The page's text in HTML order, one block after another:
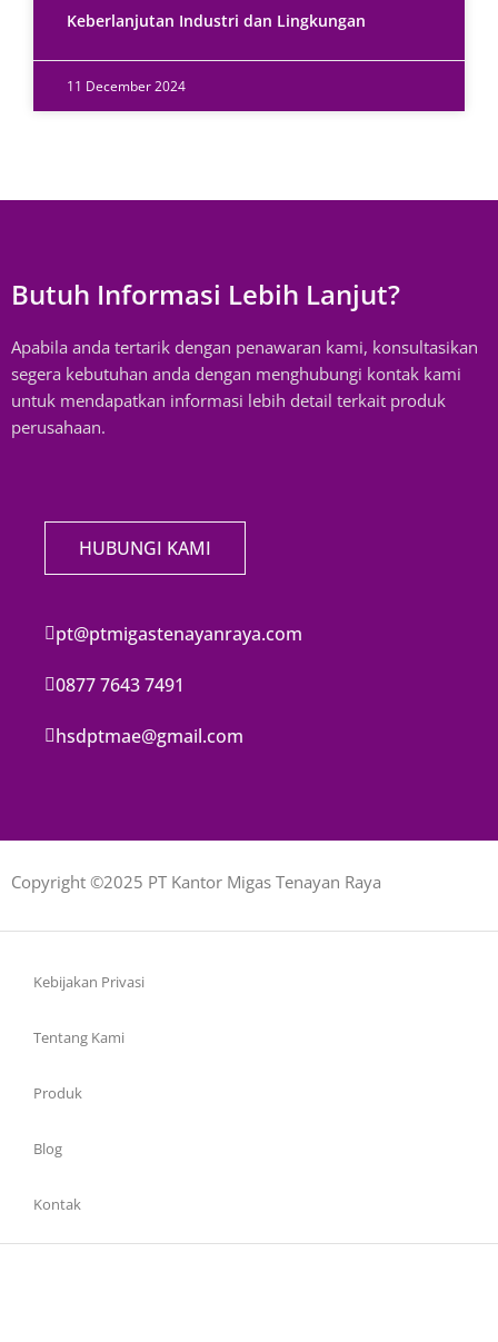
Keberlanjutan Industri dan Lingkungan
11 December 2024
Butuh Informasi Lebih Lanjut?
Apabila anda tertarik dengan penawaran kami, konsultasikan
segera kebutuhan anda dengan menghubungi kontak kami
untuk mendapatkan informasi lebih detail terkait produk
perusahaan.
HUBUNGI KAMI
pt@ptmigastenayanraya.com
0877 7643 7491
hsdptmae@gmail.com
Copyright ©2025 PT Kantor Migas Tenayan Raya
Kebijakan Privasi
Tentang Kami
Produk
Blog
Kontak